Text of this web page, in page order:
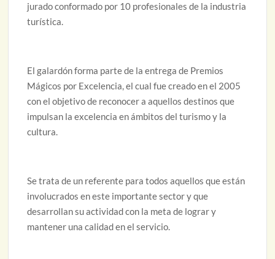
jurado conformado por 10 profesionales de la industria
turística.
El galardón forma parte de la entrega de Premios
Mágicos por Excelencia, el cual fue creado en el 2005
con el objetivo de reconocer a aquellos destinos que
impulsan la excelencia en ámbitos del turismo y la
cultura.
Se trata de un referente para todos aquellos que están
involucrados en este importante sector y que
desarrollan su actividad con la meta de lograr y
mantener una calidad en el servicio.